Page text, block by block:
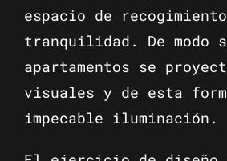
espacio de
tranquilidad. De
apartamentos se
visuales y de esta
impecable iluminación.